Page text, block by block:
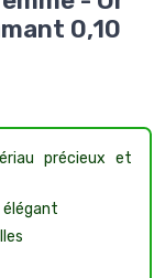
0,10
précieux et